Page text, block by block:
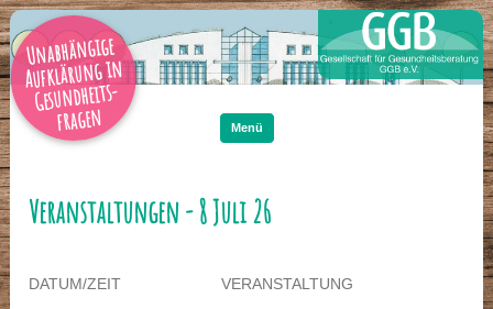
Unabhängige
Aufklärung in
Gesundheits-
fragen Menü
Veranstaltungen - 8 Juli 26
DATUM/ZEIT VERANSTALTUNG